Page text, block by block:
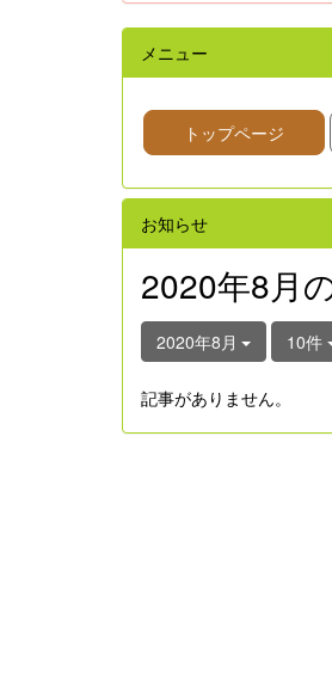
メニュー
トップページ
お知らせ
2020年8月
2020年8月 10件
記事がありません。